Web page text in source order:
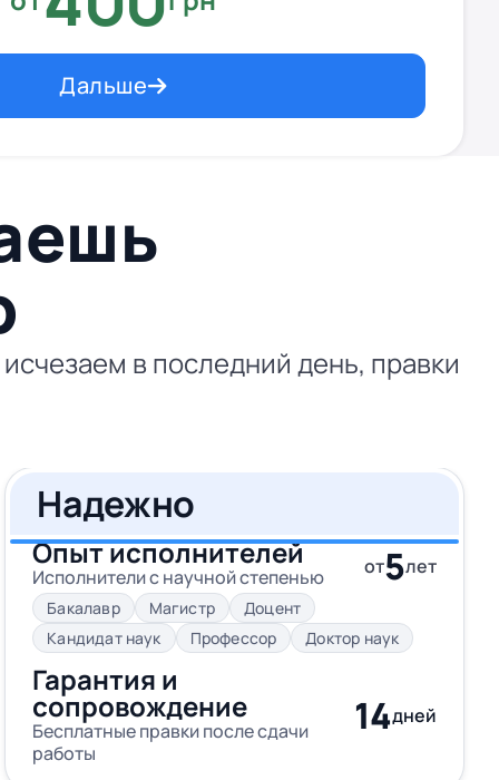
Дальше
в последний день, правки
Надежно
Опыт исполнителей
Исполнители с научной степенью от5лет
Бакалавр Магистр
Доцент
Кандидат наук
Профессор Доктор наук
Гарантия и
сопровождение
Бесплатные правки после сдачи
работы
14дней